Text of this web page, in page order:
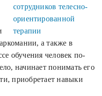
а также в
обучения человек по-
начинает понимать его
приобретает навыки